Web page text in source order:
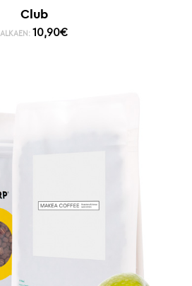
Club
ALKAEN: 10,90€